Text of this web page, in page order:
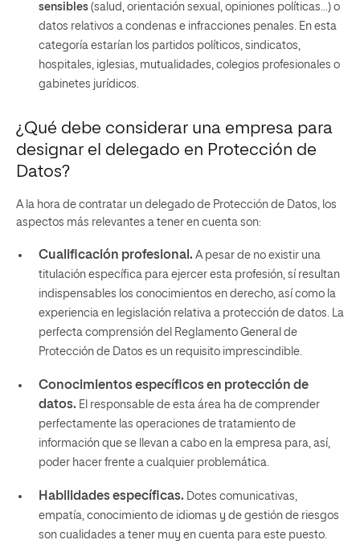
sensibles(salud, orientación sexual, opiniones políticas…) o
datos relativos a condenas e infracciones penales.
En esta
categoría estarían los partidos políticos, sindicatos,
hospitales, iglesias, mutualidades, colegios profesionales o
gabinetes jurídicos.
¿Qué debe considerar una empresa para
designar el delegado en Protección de
Datos?
A la hora de contratar un delegado de Protección de Datos , los
aspectos más relevantes a tener en cuenta son:
Cualificación profesional. A pesar de no existir una
titulación específica para ejercer esta profesión, sí resultan
indispensables los conocimientos en derecho, así como la
experiencia en legislación relativa a protección de datos. La
perfecta comprensión del Reglamento General de
Protección de Datos es un requisito imprescindible.
Conocimientos específicos en protección de
datos. El responsable de esta área ha de comprender
perfectamente las operaciones de tratamiento de
información que se llevan a cabo en la empresa para, así,
poder hacer frente a cualquier problemática.
Habilidades específicas. Dotes comunicativas,
empatía, conocimiento de idiomas y de gestión de riesgos
son cualidades a tener muy en cuenta para este puesto.